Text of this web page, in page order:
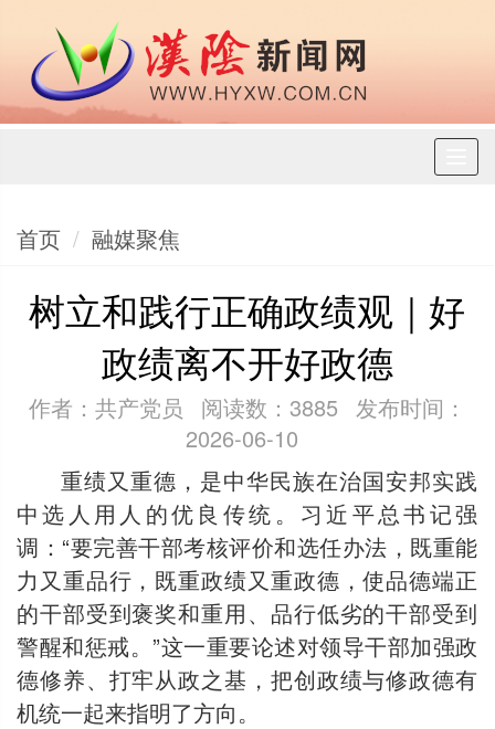
首页 融媒聚焦
树立和践行正确政绩观｜好
政绩离不开好政德
作者：共产党员 阅读数：3885 发布时间：
2026-06-10
重绩又重德，是中华民族在治国安邦实践
中选人用人的优良传统。习近平总书记强
调：“要完善干部考核评价和选任办法，既重能
力又重品行，既重政绩又重政德，使品德端正
的干部受到褒奖和重用、品行低劣的干部受到
警醒和惩戒。”这一重要论述对领导干部加强政
德修养、打牢从政之基，把创政绩与修政德有
机统一起来指明了方向。